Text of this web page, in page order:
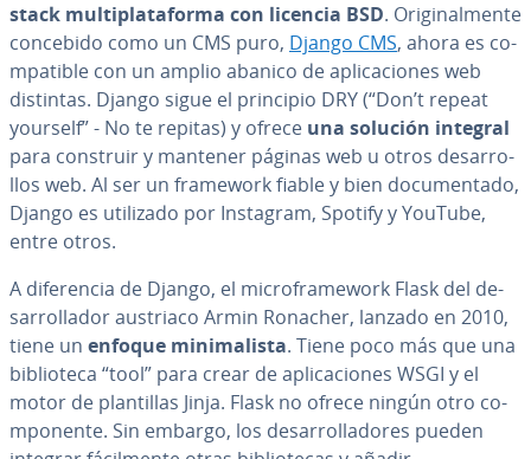
stack mu­l­ti­pla­ta­fo­r­ma con licencia BSD. Ori­gi­na­l­me­n­te
concebido como un CMS puro, Django CMS, ahora es co­
m­pa­ti­ble con un amplio abanico de apli­ca­cio­nes web
distintas. Django sigue el principio DRY (“Don’t repeat
yourself” - No te repitas) y ofrece una solución integral
para construir y mantener páginas web u otros de­sa­rro­
llos web. Al ser un framework fiable y bien do­cu­me­n­ta­do,
Django es utilizado por Instagram, Spotify y YouTube,
entre otros.
A di­fe­re­n­cia de Django, el mi­cro­fra­me­wo­rk Flask del de­
sa­rro­lla­dor austriaco Armin Ronacher, lanzado en 2010,
tiene un enfoque mi­ni­ma­li­s­ta. Tiene poco más que una
bi­blio­te­ca “tool” para crear de apli­ca­cio­nes WSGI y el
motor de pla­n­ti­llas Jinja. Flask no ofrece ningún otro co­
m­po­ne­n­te. Sin embargo, los de­sa­rro­lla­do­res pueden